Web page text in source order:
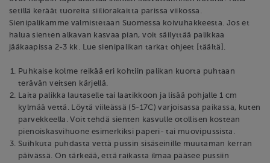
setillä keräät tuoreita siiliorakaitta parissa viikossa.
Sienipalikamme valmistetaan Suomessa koivuhakkeesta. Jos et
halua sienten alkavan kasvaa pian, voit säilyttää palikkaa
jääkaapissa 2-3 kk. Lue sienipalikan tarkat ohjeet [täältä].
Puhkaise kolme reikää eri kohtiin palikan kuorta puhtaan
terävän veitsen kärjellä.
Laita palikka lautaselle tai laatikkoon ja lisää pohjalle 1 cm
kylmää vettä. Löytä viileässä (5-17C) varjoisassa paikassa, kuten
parvekkeella. Voit tehdä sienten kasvulle otollisen kostean
pienoiskasvihuone esimerkiksi paperi- tai muovipussista.
Suihkuta puhdasta vettä pussin sisäseinille muutaman kerran
päivässä. On tärkeää, että raikasta ilmaa pääsee pussiin